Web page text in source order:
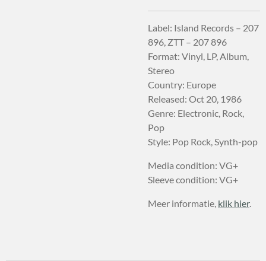
Label: Island Records – 207
896, ZTT – 207 896
Format: Vinyl, LP, Album,
Stereo
Country: Europe
Released: Oct 20, 1986
Genre: Electronic, Rock,
Pop
Style: Pop Rock, Synth-pop
Media condition: VG+
Sleeve condition: VG+
Meer informatie, klik hier.